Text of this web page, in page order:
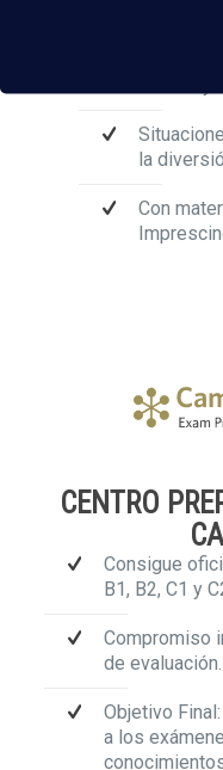
la
Con
CENTRO
Consigue
B1, B2, C1 y
Compromiso
de evaluación.
Objetivo
a los